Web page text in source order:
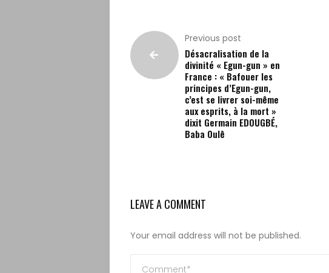
Previous post
Désacralisation de la
divinité « Egun-gun » en
France : « Bafouer les
principes d’Egun-gun,
c’est se livrer soi-même
aux esprits, à la mort »
dixit Germain EDOUGBÉ,
Baba Oulê
LEAVE A COMMENT
Your email address will not be published.